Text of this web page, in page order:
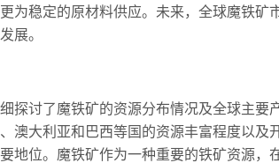
为稳定的原材料供应。未来，全球魔铁
展。
探讨了魔铁矿的资源分布情况及全球主要
澳大利亚和巴西等国的资源丰富程度以及
地位。魔铁矿作为一种重要的铁矿资源，